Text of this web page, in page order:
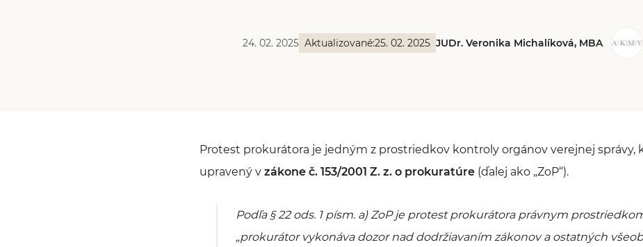
24. 02. 2025 Aktualizované:25. 02. 2025 JUDr. Veronika Michalíková, MBA
Protest prokurátora je jedným z prostriedkov kontroly orgánov verejnej správy,
upravený v zákone č. 153/2001 Z. z. o prokuratúre (ďalej ako „ZoP“).
Podľa § 22 ods. 1 písm. a) ZoP je protest prokurátora právnym
„prokurátor vykonáva dozor nad dodržiavaním zákonov a ostatných